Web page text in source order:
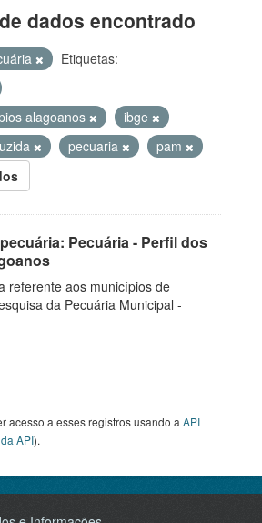
dados encontrado
Etiquetas:
alagoanos
ibge
pecuaria
pam
Pecuária - Perfil dos
referente aos municípios de
da Pecuária Municipal -
acesso a esses registros usando a API
API).